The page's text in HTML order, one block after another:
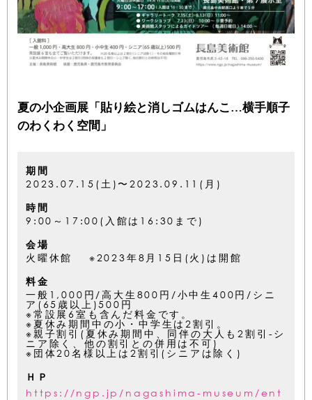
夏の小企画展「貼り絵と消しゴムはんこ…横手順子
のわくわく空間」
期間
2023.07.15(土)〜2023.09.11(月)
時間
9:00～17:00(入館は16:30まで)
会場
火曜休館 ※2023年8月15日(火)は開館
料金
一般1,000円/高大生800円/小中生400円/シニ
ア(65歳以上)500円
※常設展6室も含んだ料金です。
※夏休み期間中の小・中学生は2割引。
※親子割引(夏休み期間中、同伴の大人も2割引-シ
ニア除く、他の割引との併用は不可)
※団体20名様以上は2割引(シニアは除く)
ＨＰ
https://ngp.jp/nagashima-museum/ent